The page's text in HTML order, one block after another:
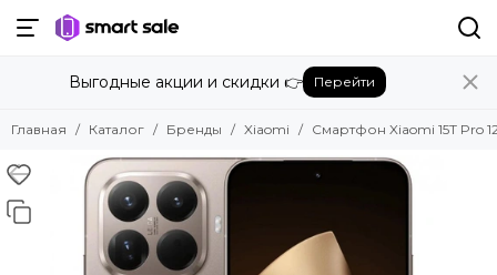
Назад
Бренды
Amazon
Apple
Bose
Выгодные акции и скидки 👉 Перейти
Главная Каталог Бренды Xiaomi Смартфон Xiaomi 15T Pro